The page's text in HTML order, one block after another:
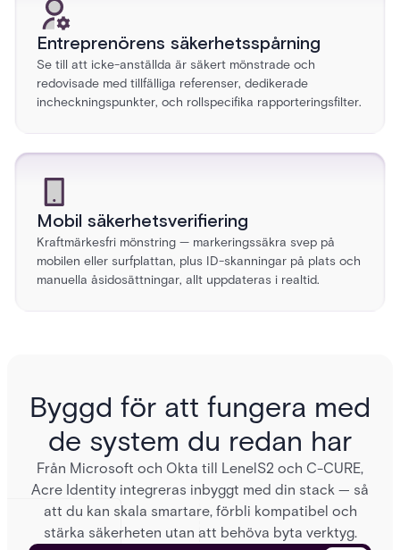
Entreprenörens säkerhetsspårning
Se till att icke-anställda är säkert mönstrade och
redovisade med tillfälliga referenser, dedikerade
incheckningspunkter, och rollspecifika rapporteringsfilter.
Mobil säkerhetsverifiering
Kraftmärkesfri mönstring — markeringssäkra svep på
mobilen eller surfplattan, plus ID-skanningar på plats och
manuella åsidosättningar, allt uppdateras i realtid.
Byggd för att fungera med
de system du redan har
Från Microsoft och Okta till LenelS2 och C-CURE,
Acre Identity integreras inbyggt med din stack — så
att du kan skala smartare, förbli kompatibel och
stärka säkerheten utan att behöva byta verktyg.